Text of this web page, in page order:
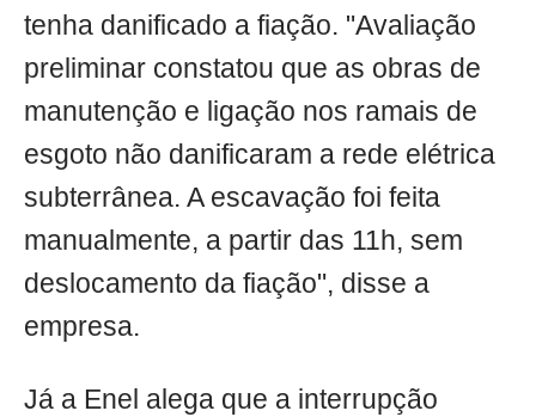
tenha danificado a fiação. "Avaliação
preliminar constatou que as obras de
manutenção e ligação nos ramais de
esgoto não danificaram a rede elétrica
subterrânea. A escavação foi feita
manualmente, a partir das 11h, sem
deslocamento da fiação", disse a
empresa.
Já a Enel alega que a interrupção